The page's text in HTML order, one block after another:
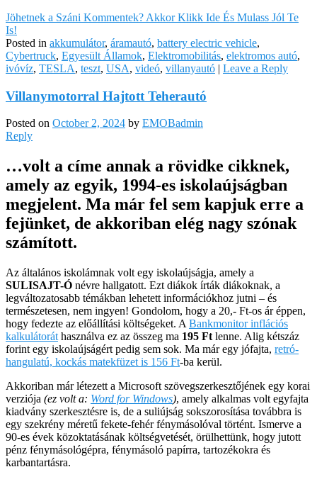
Jöhetnek a Száni Kommentek? Akkor Klikk Ide És Mulass Jól Te
Is!
Posted in akkumulátor, áramautó, battery electric vehicle,
Cybertruck, Egyesült Államok, Elektromobilitás, elektromos autó,
ivóvíz, TESLA, teszt, USA, videó, villanyautó | Leave a Reply
Villanymotorral Hajtott Teherautó
Posted on October 2, 2024 by EMOBadmin
Reply
…volt a címe annak a rövidke cikknek,
amely az egyik, 1994-es iskolaújságban
megjelent. Ma már fel sem kapjuk erre a
fejünket, de akkoriban elég nagy szónak
számított.
Az általános iskolámnak volt egy iskolaújságja, amely a
SULISAJT-Ó névre hallgatott. Ezt diákok írták diákoknak, a
legváltozatosabb témákban lehetett információkhoz jutni – és
természetesen, nem ingyen! Gondolom, hogy a 20,- Ft-os ár éppen,
hogy fedezte az előállítási költségeket. A Bankmonitor inflációs
kalkulátorát használva ez az összeg ma 195 Ft lenne. Alig kétszáz
forint egy iskolaújságért pedig sem sok. Ma már egy jófajta, retró-
hangulatú, kockás matekfüzet is 156 Ft-ba kerül.
Akkoriban már létezett a Microsoft szövegszerkesztőjének egy korai
verziója (ez volt a: Word for Windows), amely alkalmas volt egyfajta
kiadvány szerkesztésre is, de a suliújság sokszorosítása továbbra is
egy szekrény méretű fekete-fehér fénymásolóval történt. Ismerve a
90-es évek közoktatásának költségvetését, örülhettünk, hogy jutott
pénz fénymásológépra, fénymásoló papírra, tartozékokra és
karbantartásra.